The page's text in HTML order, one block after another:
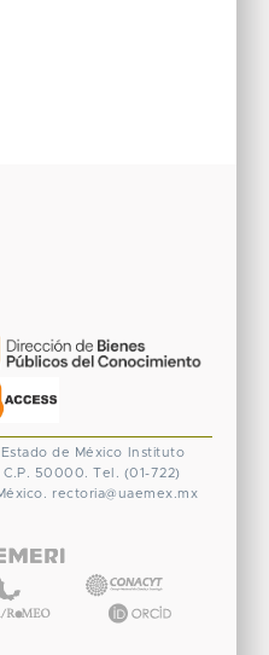
de México
Instituto
C.P. 50000. Tel. (01-722)
rectoria@uaemex.mx